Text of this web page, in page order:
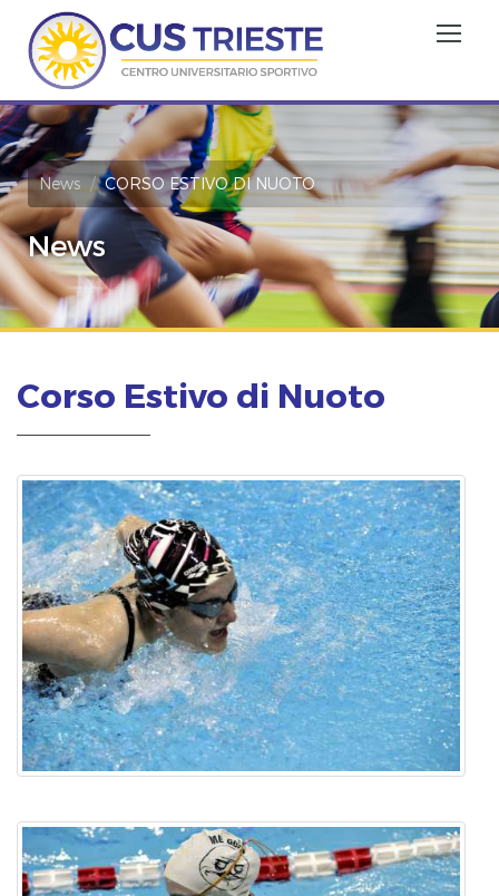
News CORSO ESTIVO DI NUOTO
News
Corso Estivo di Nuoto